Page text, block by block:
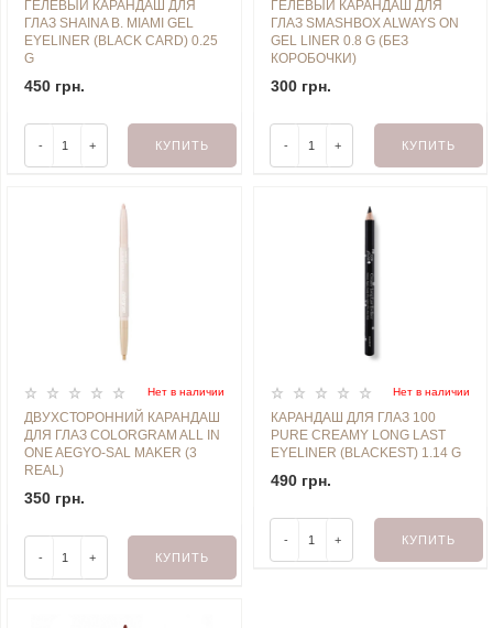
ГЕЛЕВЫЙ КАРАНДАШ ДЛЯ
ГЛАЗ SHAINA B. MIAMI GEL
EYELINER (BLACK CARD) 0.25
G
450 грн.
- + КУПИТЬ
ГЕЛЕВЫЙ КАРАНДАШ ДЛЯ
ГЛАЗ SMASHBOX ALWAYS ON
GEL LINER 0.8 G (БЕЗ
КОРОБОЧКИ)
300 грн.
- + КУПИТЬ
Нет в наличии
ДВУХСТОРОННИЙ КАРАНДАШ
ДЛЯ ГЛАЗ COLORGRAM ALL IN
ONE AEGYO-SAL MAKER (3
REAL)
350 грн.
- + КУПИТЬ
Нет в наличии
КАРАНДАШ ДЛЯ ГЛАЗ 100
PURE CREAMY LONG LAST
EYELINER (BLACKEST) 1.14 G
490 грн.
- + КУПИТЬ